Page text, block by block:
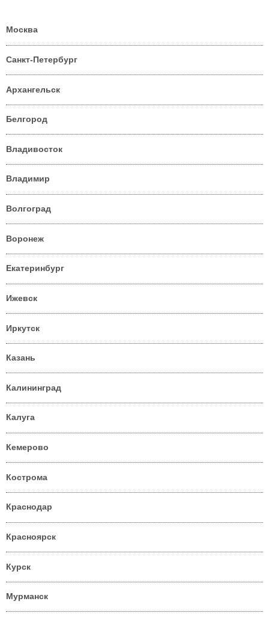
Москва
Санкт-Петербург
Архангельск
Белгород
Владивосток
Владимир
Волгоград
Воронеж
Екатеринбург
Ижевск
Иркутск
Казань
Калининград
Калуга
Кемерово
Кострома
Краснодар
Красноярск
Курск
Мурманск